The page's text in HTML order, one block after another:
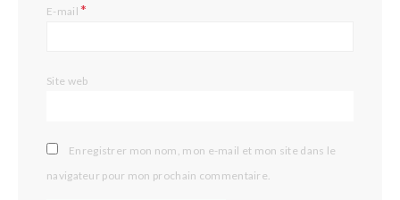
E-mail*
Site web
Enregistrer mon nom, mon e-mail et mon site dans le
navigateur pour mon prochain commentaire.